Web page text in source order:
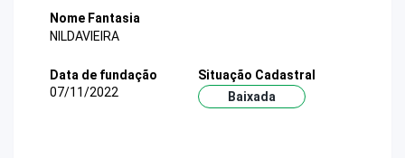
Nome Fantasia
NILDAVIEIRA
Data de fundação
07/11/2022
Situação Cadastral
Baixada